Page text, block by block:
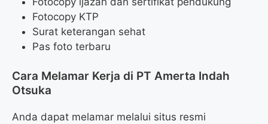
Fotocopy KTP
Surat keterangan sehat
Pas foto terbaru
Cara Melamar Kerja di PT Amerta Indah
Otsuka
Anda dapat melamar melalui situs resmi